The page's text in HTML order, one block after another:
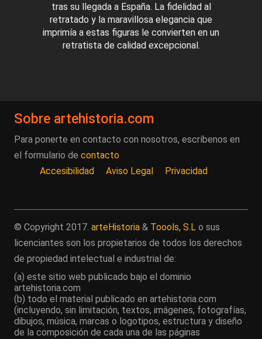
tras su llegada a España. La fidelidad al
retratado y la maravillosa elegancia que
imprimía a estas figuras le convierten en un
retratista de calidad excepcional.
Sobre artehistoria.com
Para ponerte en contacto con nosotros, escríbenos en
el formulario de contacto
Accesibilidad
Aviso Legal Privacidad
© Copyright 2017. arteHistoria & Toools, S.L o sus
licenciantes son los propietarios de todos los derechos
de propiedad intelectual e industrial de:
(a) este sitio web publicado bajo el dominio
artehistoria.com
(b) todo el material publicado en artehistoria.com
(incluyendo, sin limitación, textos, imágenes, fotografías,
dibujos, música, marcas o logotipos, estructura y diseño
de la composición de cada una de las páginas